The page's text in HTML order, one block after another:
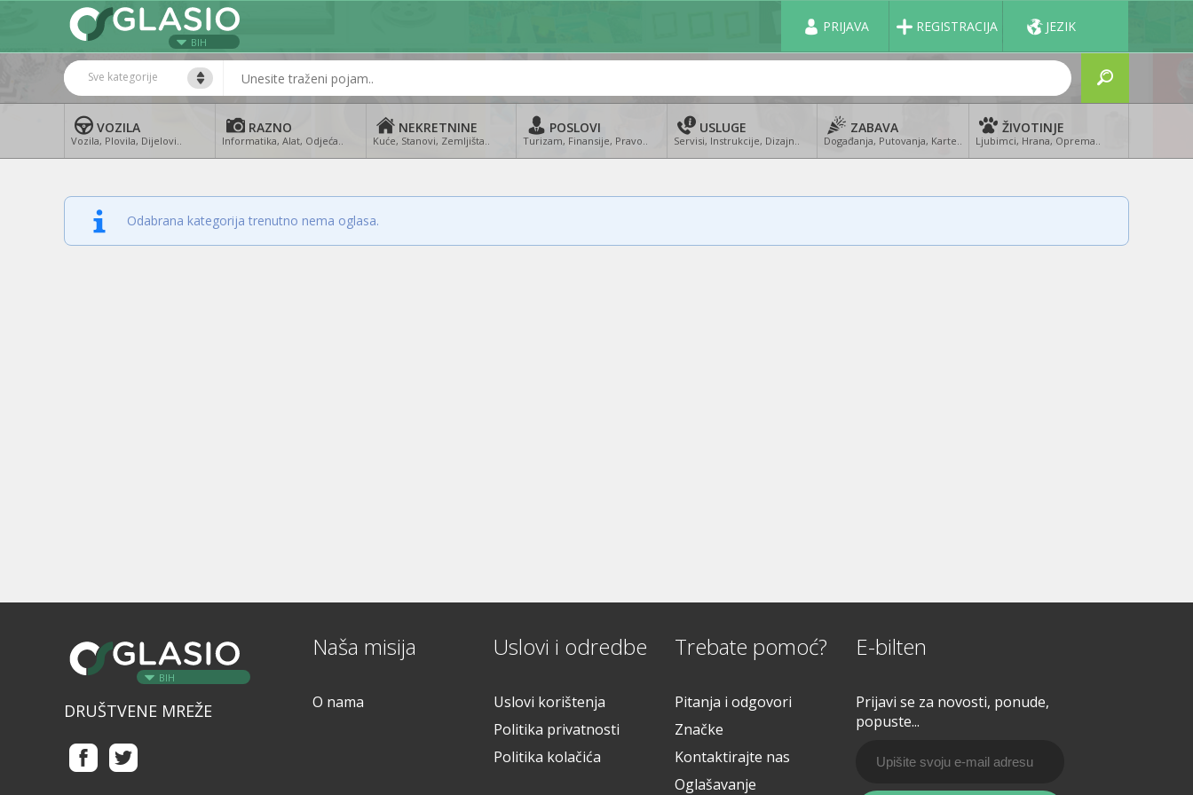
BIH
PRIJAVA REGISTRACIJA JEZIK
Sve kategorije
VOZILA
Vozila, Plovila, Dijelovi..
RAZNO
Informatika, Alat, Odjeća..
NEKRETNINE
Kuće, Stanovi, Zemljišta..
POSLOVI
Turizam, Finansije, Pravo..
USLUGE
Servisi, Instrukcije, Dizajn..
ZABAVA
Događanja, Putovanja, Karte..
ŽIVOTINJE
Ljubimci, Hrana, Oprema..
Odabrana kategorija trenutno nema oglasa.
BIH
DRUŠTVENE MREŽE
Naša misija
O nama
Uslovi i odredbe
Uslovi korištenja
Politika privatnosti
Politika kolačića
Trebate pomoć?
Pitanja i odgovori
Značke
Kontaktirajte nas
Oglašavanje
E-bilten
Prijavi se za novosti, ponude,
popuste...